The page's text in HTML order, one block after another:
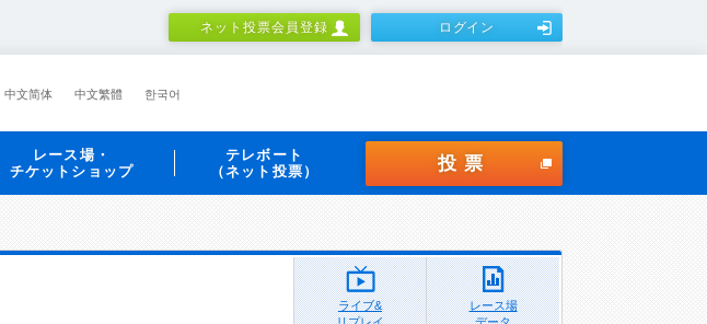
ネット投票会員登録 ログイン
中文简体 中文繁體 한국어
レース場・
チケットショップ
テレボート
（ネット投票）
投票
ライブ&
レース場